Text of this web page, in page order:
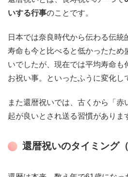
いする行事のことです。
日本では奈良時代から伝わる伝統
寿命も今と比べると低かったため
いでしたが、現在では平均寿命も
お祝い事。といったふうに変化し
また還暦祝いでは、古くから「赤
起が良いとされ送る習慣がありま
還暦祝いのタイミング（